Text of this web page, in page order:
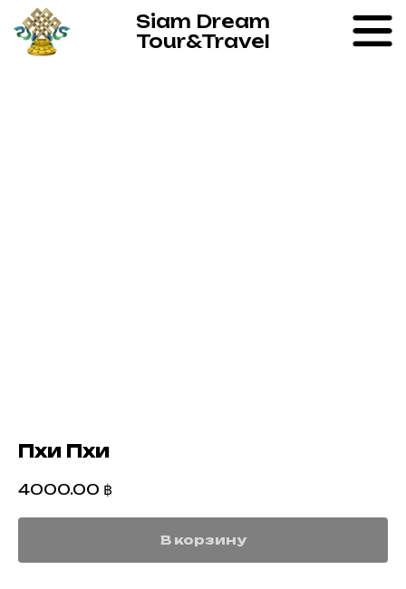
Siam Dream
Tour&Travel
Пхи Пхи
4000.00 ฿
В корзину